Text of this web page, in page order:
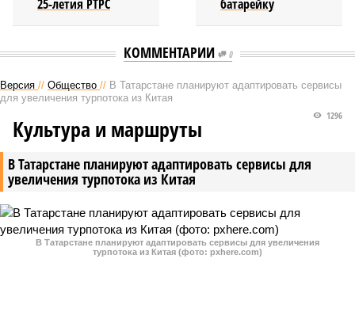
25-летия РТРС батарейку
КОММЕНТАРИИ 0
Версия // Общество // В Татарстане планируют адаптировать сервисы
для увеличения турпотока из Китая
В Татарстане планируют адаптировать сервисы для
увеличения турпотока из Китая
1296
Культура и маршруты
В Татарстане планируют адаптировать сервисы для увеличения
турпотока из Китая (фото: pxhere.com)